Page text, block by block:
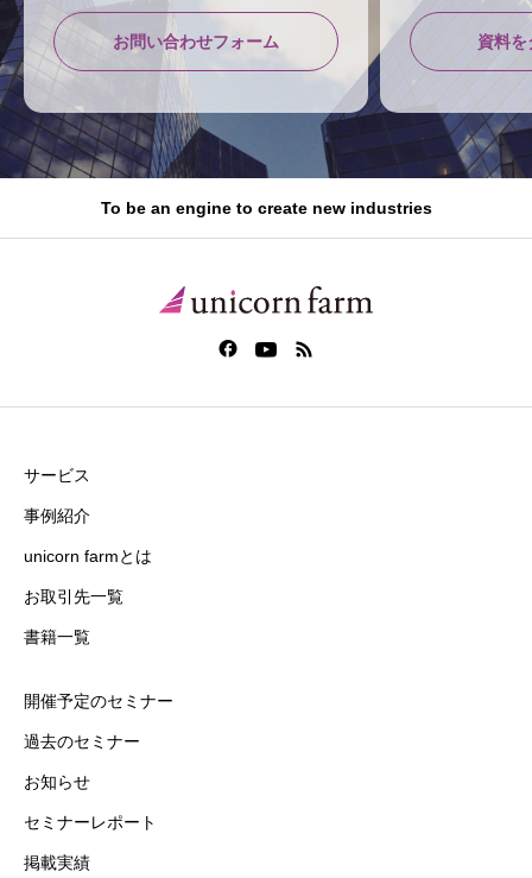
お問い合わせフォーム 資料を
To be an engine to create new industries
サービス
事例紹介
unicorn farmとは
お取引先一覧
書籍一覧
開催予定のセミナー
過去のセミナー
お知らせ
セミナーレポート
掲載実績